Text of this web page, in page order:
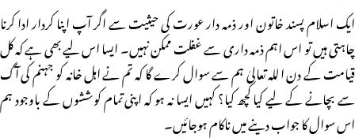
ایک اسلام پسند خاتون اور ذمہ دار عورت کی حیثیت سے اگر آپ اپنا کردار ادا کرنا
چاہتی ہیں تو اس اہم ذمہ داری سے غفلت ممکن نہیں۔ ایسا اس لیے بھی ہے کہ کل
قیامت کے دن اللہ تعالیٰ ہم سے سوال کرے گا کہ تم نے اہل خانہ کو جہنم کی آگ
سے بچانے کے لیے کیا کچھ کیا؟ کہیں ایسا نہ ہو کہ اپنی تمام کوششوں کے باوجود ہم
اس سوال کا جواب دینے میں ناکام ہوجائیں۔